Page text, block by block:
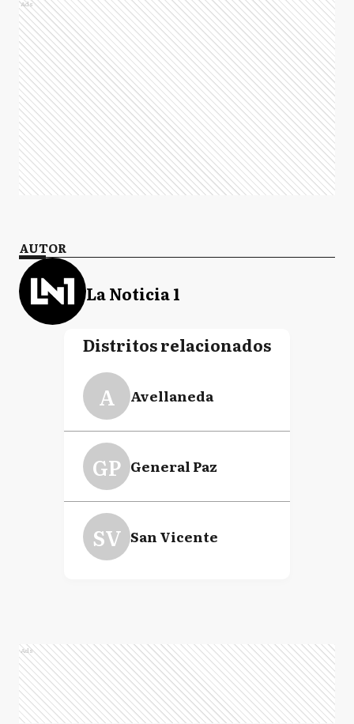
Ads
AUTOR
La Noticia 1
Distritos relacionados
A Avellaneda
GP General Paz
SV San Vicente
Ads